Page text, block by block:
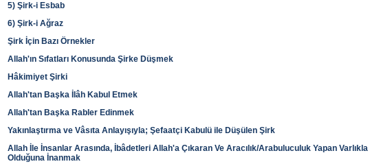
5) Şirk-i Esbab
6) Şirk-i Ağraz
Şirk İçin Bazı Örnekler
Allah'ın Sıfatları Konusunda Şirke Düşmek
Hâkimiyet Şirki
Allah'tan Başka İlâh Kabul Etmek
Allah'tan Başka Rabler Edinmek
Yakınlaştırma ve Vâsıta Anlayışıyla; Şefaatçi Kabulü ile Düşülen Şirk
Allah İle İnsanlar Arasında, İbâdetleri Allah'a Çıkaran Ve Aracılık/Arabuluculuk Yapan
Olduğuna İnanmak